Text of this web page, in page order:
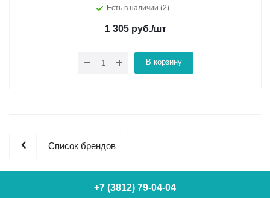
Есть в наличии (2)
1 305 руб./шт
В корзину
Список брендов
+7 (3812) 79-04-04